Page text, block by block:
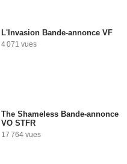
L'Invasion Bande-annonce VF
4 071 vues
The Shameless Bande-annonce
VO STFR
17 764 vues